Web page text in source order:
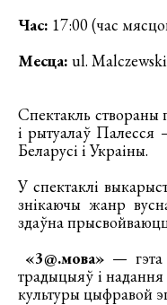
Час: 17:00 (час
Месца: ul.
Спектакль створаны
і рытуалаў Палесся
Беларусі і Украіны.
У спектаклі
знікаючы жанр
здаўна
«3@.мова» — гэта
традыцыяў i надання
культуры цыфравой